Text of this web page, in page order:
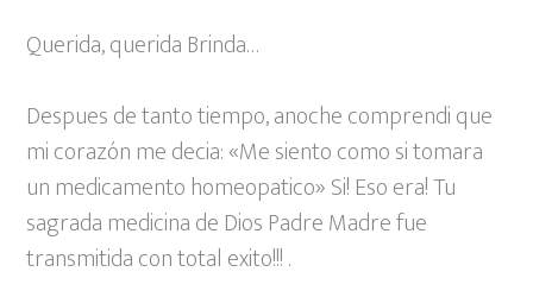
Querida, querida Brinda…
Despues de tanto tiempo, anoche comprendi que
mi corazón me decia:«Me siento como si tomara
un medicamento homeopatico» Si! Eso era! Tu
sagrada medicina de Dios Padre Madre fue
transmitida con total exito!!! .